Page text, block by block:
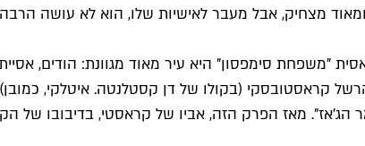
ומאוד מצחיק, אבל מעבר לאישיות שלו, הוא לא עושה
סימפסון" היא עיר מאוד מגוונת: הודים,
הג'אז". מאז הפרק הזה, אביו של קראסטי, בדיבובו של